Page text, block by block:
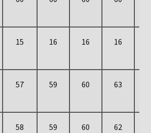
15 16 16 16
57 59 60 63
58 59 60 62